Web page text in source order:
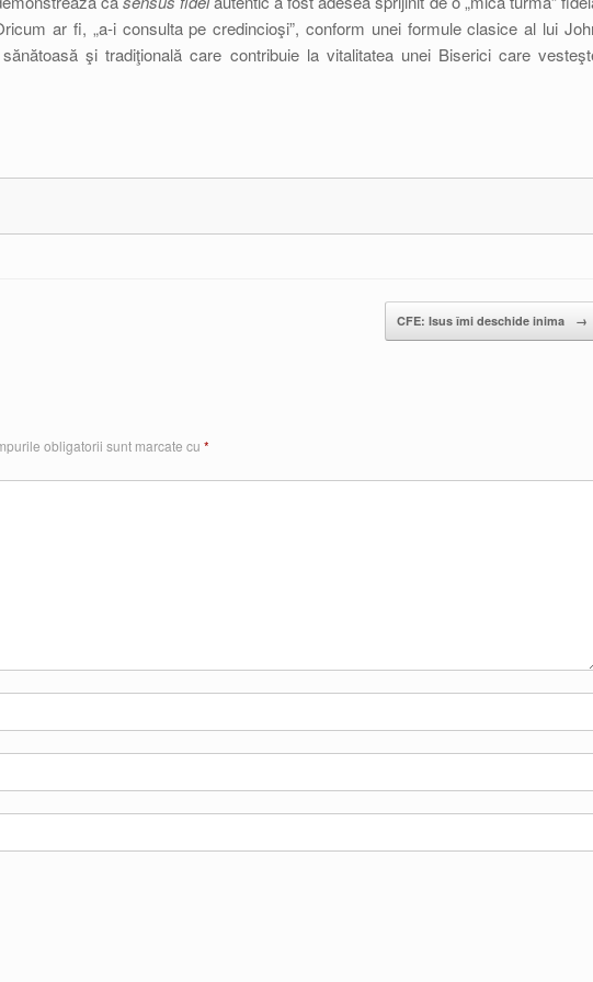
ar fi, „a-i consulta pe credincioşi”, conform unei formule clasice al lui
şi tradiţională care contribuie la vitalitatea unei Biserici care
CFE: Isus îmi deschide inima →
obligatorii sunt marcate cu *